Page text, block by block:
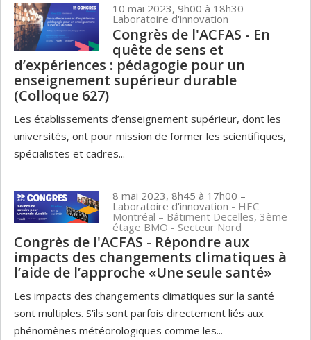
10 mai 2023, 9h00 à 18h30 –
Laboratoire d'innovation
Congrès de l'ACFAS - En
quête de sens et
d’expériences : pédagogie pour un
enseignement supérieur durable
(Colloque 627)
Les établissements d’enseignement supérieur, dont les
universités, ont pour mission de former les scientifiques,
spécialistes et cadres...
8 mai 2023, 8h45 à 17h00 –
Laboratoire d'innovation - HEC
Montréal – Bâtiment Decelles, 3ème
étage BMO - Secteur Nord
Congrès de l'ACFAS - Répondre aux
impacts des changements climatiques à
l’aide de l’approche «Une seule santé»
Les impacts des changements climatiques sur la santé
sont multiples. S’ils sont parfois directement liés aux
phénomènes météorologiques comme les...